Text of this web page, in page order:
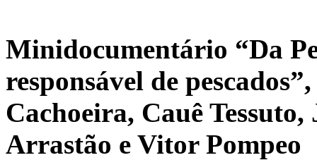
Minidocumentário “Da
responsável de
Cachoeira, Cauê
Arrastão e Vitor Pompeo